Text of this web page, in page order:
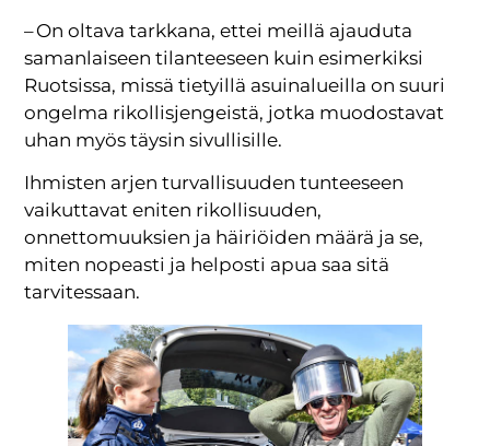
– On oltava tarkkana, ettei meillä ajauduta
samanlaiseen tilanteeseen kuin esimerkiksi
Ruotsissa, missä tietyillä asuinalueilla on suuri
ongelma rikollisjengeistä, jotka muodostavat
uhan myös täysin sivullisille.
Ihmisten arjen turvallisuuden tunteeseen
vaikuttavat eniten rikollisuuden,
onnettomuuksien ja häiriöiden määrä ja se,
miten nopeasti ja helposti apua saa sitä
tarvitessaan.